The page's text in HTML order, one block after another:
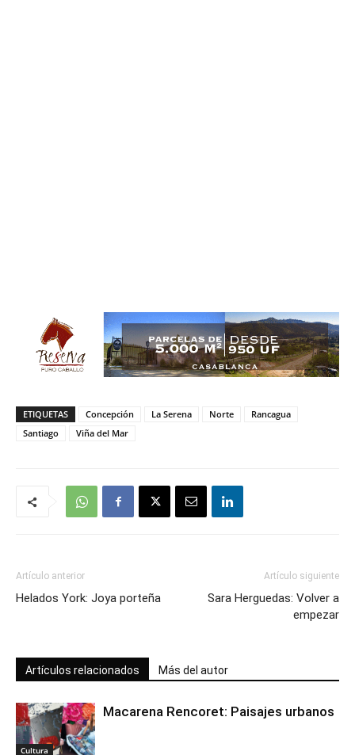
ETIQUETAS Concepción La Serena Norte
Rancagua
Santiago
Viña del Mar
Artículo anterior
Helados York: Joya porteña
Artículo siguiente
Sara Herguedas: Volver a
empezar
Artículos relacionados Más del autor
Cultura
Macarena Rencoret: Paisajes urbanos